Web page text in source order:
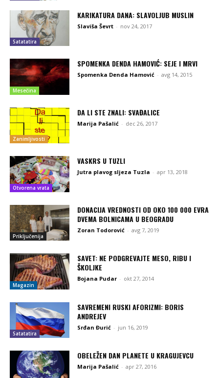
Satatatira
KARIKATURA DANA: SLAVOLJUB MUSLIN
Slaviša Ševrt - nov 24, 2017
Mesečina
SPOMENKA DENDA HAMOVIĆ: SEJE I MRVI
Spomenka Denda Hamović - avg 14, 2015
Zanimljivosti
DA LI STE ZNALI: SVAĐALICE
Marija Pašalić - dec 26, 2017
Otvorena vrata
VASKRS U TUZLI
Jutra plavog sljeza Tuzla - apr 13, 2018
Priključenija
DONACIJA VREDNOSTI OD OKO 100 000 EVRA
DVEMA BOLNICAMA U BEOGRADU
Zoran Todorović - avg 7, 2019
Magazin
SAVET: NE PODGREVAJTE MESO, RIBU I
ŠKOLJKE
Bojana Pudar - okt 27, 2014
Satatatira
SAVREMENI RUSKI AFORIZMI: BORIS
ANDREJEV
Srđan Đurić - jun 16, 2019
OBELEŽEN DAN PLANETE U KRAGUJEVCU
Marija Pašalić - apr 27, 2016